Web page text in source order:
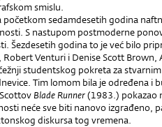
smislu.
početkom sedamdesetih godina
S nastupom postmoderne
Šezdesetih godina to je već bilo
Robert Venturi i Denise Scott
studentskog pokreta za
Tim lomom bila je određena i
Blade Runner(1983.) pokazao
neće sve biti nanovo izgrađeno,
diskursa tog vremena.